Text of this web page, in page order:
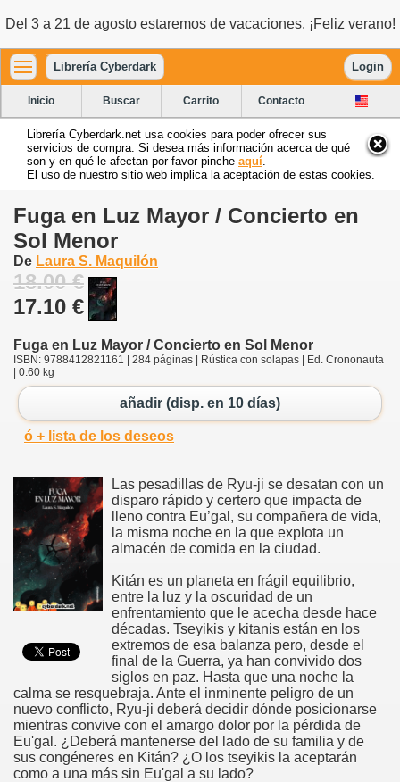
Del 3 a 21 de agosto estaremos de vacaciones. ¡Feliz verano!
Librería Cyberdark Login
Inicio Buscar Carrito Contacto
Librería Cyberdark.net usa cookies para poder ofrecer sus
servicios de compra. Si desea más información acerca de qué
son y en qué le afectan por favor pinche aquí
El uso de nuestro sitio web implica la aceptación de estas cookies.
Fuga en Luz Mayor / Concierto en
Sol Menor
De Laura S. Maquilón
18.00 €
17.10 €
Fuga en Luz Mayor / Concierto en Sol Menor
ISBN: 9788412821161 | 284 páginas | Rústica con solapas | Ed. Crononauta
| 0.60 kg
añadir (disp. en 10 días)
ó + lista de los deseos
Las pesadillas de Ryu-ji se desatan con un
disparo rápido y certero que impacta de
lleno contra Eu’gal, su compañera de vida,
la misma noche en la que explota un
almacén de comida en la ciudad.
Kitán es un planeta en frágil equilibrio,
entre la luz y la oscuridad de un
enfrentamiento que le acecha desde hace
décadas. Tseyikis y kitanis están en los
extremos de esa balanza pero, desde el
final de la Guerra, ya han convivido dos
siglos en paz. Hasta que una noche la
calma se resquebraja. Ante el inminente peligro de un
nuevo conflicto, Ryu-ji deberá decidir dónde posicionarse
mientras convive con el amargo dolor por la pérdida de
Eu'gal. ¿Deberá mantenerse del lado de su familia y de
sus congéneres en Kitán? ¿O los tseyikis la aceptarán
como a una más sin Eu'gal a su lado?